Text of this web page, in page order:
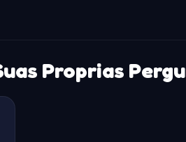
Proprias